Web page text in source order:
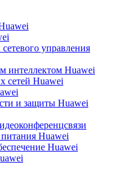
управления
интеллектом Huawei
сетей Huawei
и защиты Huawei
Huawei
Huawei